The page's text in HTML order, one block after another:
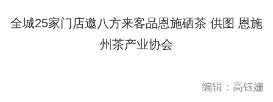
全城25家门店邀八方来客品恩施硒茶 供图 恩施
州茶产业协会
编辑：高钰姗